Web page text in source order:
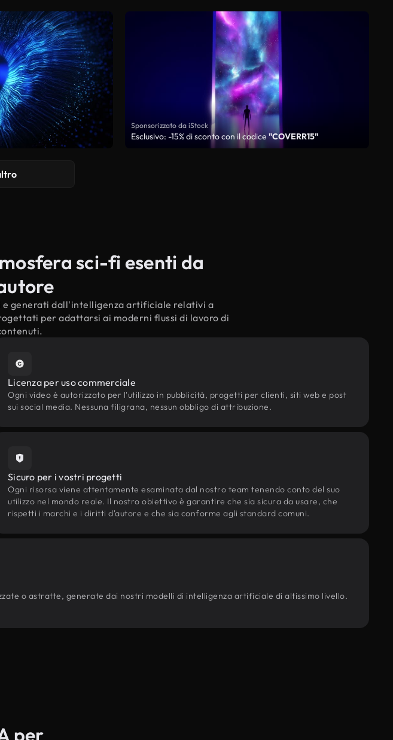
Sponsorizzato da iStock
Esclusivo: -15% di sconto con il codice"COVERR15"
sci-fi esenti da
e generati dall'intelligenza artificiale relativi a
per adattarsi ai moderni flussi di lavoro di
Licenza per uso commerciale
Ogni video è autorizzato per l'utilizzo in pubblicità, progetti per clienti, siti web e post
sui social media. Nessuna filigrana, nessun obbligo di attribuzione.
Sicuro per i vostri progetti
Ogni risorsa viene attentamente esaminata dal nostro team tenendo conto del suo
utilizzo nel mondo reale. Il nostro obiettivo è garantire che sia sicura da usare, che
rispetti i marchi e i diritti d'autore e che sia conforme agli standard comuni.
o astratte, generate dai nostri modelli di intelligenza artificiale di altissimo livello.
per